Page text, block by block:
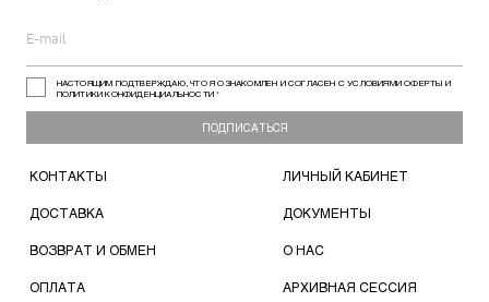
НАСТОЯЩИМ ПОДТВЕРЖДАЮ, ЧТО Я ОЗНАКОМЛЕН И СОГЛАСЕН С УСЛОВИЯМИ ОФЕРТЫ И
ПОЛИТИКИ КОНФИДЕНЦИАЛЬНОСТИ*
ПОДПИСАТЬСЯ
КОНТАКТЫ
ДОСТАВКА
ВОЗВРАТ И ОБМЕН
ОПЛАТА
ЛИЧНЫЙ КАБИНЕТ
ДОКУМЕНТЫ
О НАС
АРХИВНАЯ СЕССИЯ